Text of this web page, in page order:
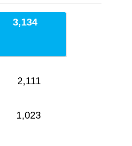
3,134
2,111
1,023